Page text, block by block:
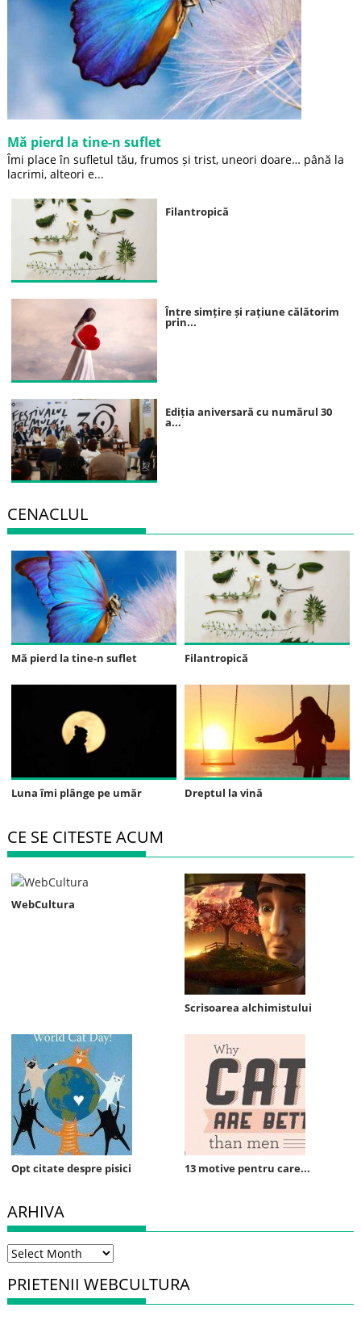
Mă pierd la tine-n suflet
Îmi place în sufletul tău, frumos și trist, uneori doare… până la
lacrimi, alteori e...
Filantropică
Între simțire și rațiune călătorim
prin...
Ediția aniversară cu numărul 30
a...
CENACLUL
Mă pierd la tine-n suflet Filantropică
Luna îmi plânge pe umăr Dreptul la vină
CE SE CITESTE ACUM
WebCultura
Scrisoarea alchimistului
Opt citate despre pisici 13 motive pentru care...
ARHIVA
Arhiva
PRIETENII WEBCULTURA